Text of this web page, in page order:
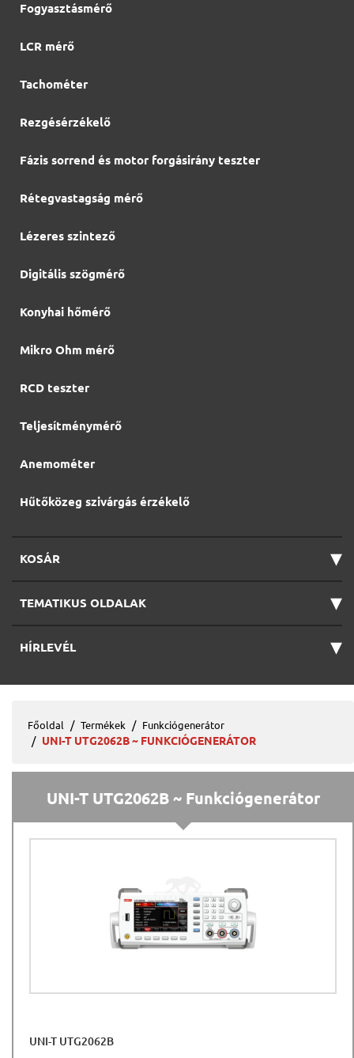
Fogyasztásmérő
LCR mérő
Tachométer
Rezgésérzékelő
Fázis sorrend és motor forgásirány teszter
Rétegvastagság mérő
Lézeres szintező
Digitális szögmérő
Konyhai hőmérő
Mikro Ohm mérő
RCD teszter
Teljesítménymérő
Anemométer
Hűtőközeg szivárgás érzékelő
KOSÁR ▾
TEMATIKUS OLDALAK ▾
HÍRLEVÉL ▾
Főoldal Termékek Funkciógenerátor
UNI-T UTG2062B ~ FUNKCIÓGENERÁTOR
UNI-T UTG2062B ~ Funkciógenerátor
UNI-T UTG2062B